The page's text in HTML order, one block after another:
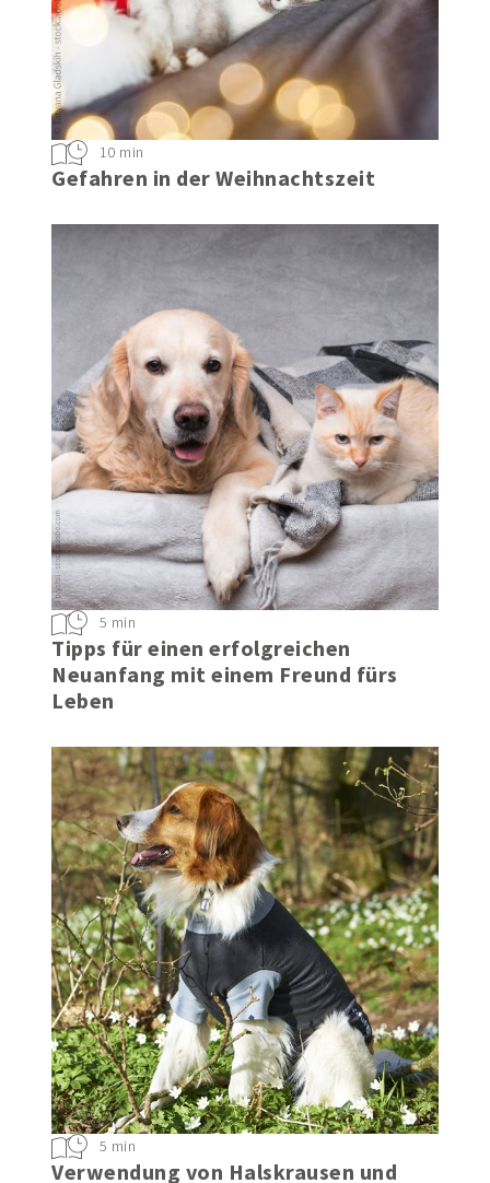
Gefahren in der Weihnachtszeit
10 min
Tipps für einen erfolgreichen
Neuanfang mit einem Freund fürs
Leben
5 min
Verwendung von Halskrausen und
5 min